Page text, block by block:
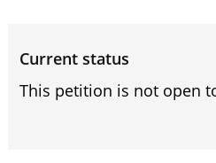
Current status
This petition is not open